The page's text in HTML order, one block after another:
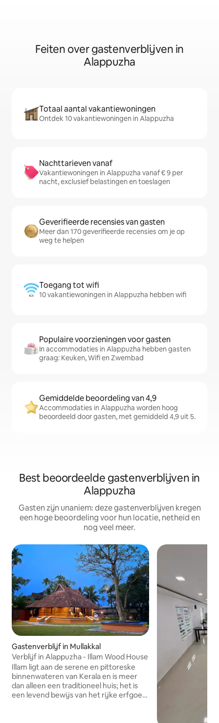
Feiten over gastenverblijven in
Alappuzha
Totaal aantal vakantiewoningen
Ontdek 10 vakantiewoningen in Alappuzha
Nachttarieven vanaf
Vakantiewoningen in Alappuzha vanaf € 9 per
nacht, exclusief belastingen en toeslagen
Geverifieerde recensies van gasten
Meer dan 170 geverifieerde recensies om je op
weg te helpen
Toegang tot wifi
10 vakantiewoningen in Alappuzha hebben wifi
Populaire voorzieningen voor gasten
In accommodaties in Alappuzha hebben gasten
graag: Keuken, Wifi en Zwembad
Gemiddelde beoordeling van 4,9
Accommodaties in Alappuzha worden hoog
beoordeeld door gasten, met gemiddeld 4,9 uit 5.
Best beoordeelde gastenverblijven in
Alappuzha
Gasten zijn unaniem: deze gastenverblijven kregen
een hoge beoordeling voor hun locatie, netheid en
nog veel meer.
Gastenverblijf in Mullakkal
Verblijf in Alappuzha - Illam Wood House
Illam ligt aan de serene en pittoreske
binnenwateren van Kerala en is meer
dan alleen een traditioneel huis; het is
een levend bewijs van het rijke erfgoed